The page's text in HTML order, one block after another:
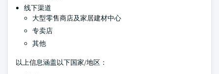
线下渠道
大型零售商店及家居建材中心
专卖店
其他
以上信息涵盖以下国家/地区：